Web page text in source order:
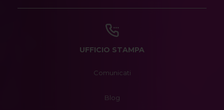
UFFICIO STAMPA
Comunicati
Blog